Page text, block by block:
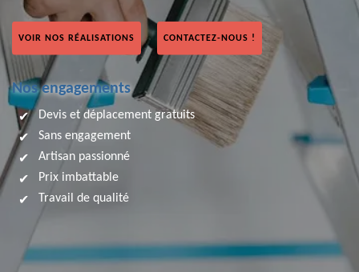
VOIR NOS RÉALISATIONS CONTACTEZ-NOUS !
Nos engagements
Devis et déplacement gratuits
Sans engagement
Artisan passionné
Prix imbattable
Travail de qualité